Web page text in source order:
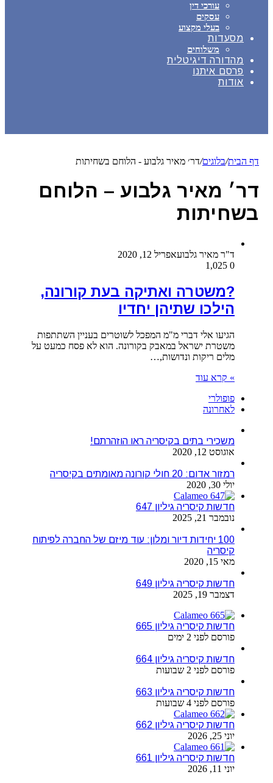
עורכי דין
עסקים
בעלי מקצוע
מסעדות
משלוחים
מהדורה דיגיטלית
פרסם איתנו
אודות
דף הבית/בלוגים/דר׳ מאיר גלבוע - הלוחם בשחיתות
דר׳ מאיר גלבוע – הלוחם
בשחיתות
ד"ר מאיר גלבועאפריל 12, 2020
0
?משטרה ואתיקה בעת קורונה,
הילכו שתיהן יחדיו
הגיעו אלי דברי מ"מ המפכל לשוטרים בעניין השתתפות
משטרת ישראל במאבק בקורונה. הוא לא פסח כמעט על
מלים ריקות ונדושות,…
» קרא עוד
פופולרי
לאחרונה
משכירי בתים בקיסריה ראו הוזהרתם!
אוגוסט 12, 2020
רמזור אדום: 20 חולי קורונה מאומתים בקיסריה
יולי 30, 2020
חדשות קיסריה גיליון 647
נובמבר 21, 2025
100 יחידות דיור ומלון: עוד מיזם של החברה לפיתוח
קיסריה
מאי 15, 2020
חדשות קיסריה גיליון 649
דצמבר 19, 2025
חדשות קיסריה גיליון 665
פורסם לפני 2 ימים
חדשות קיסריה גיליון 664
פורסם לפני 2 שבועות
חדשות קיסריה גיליון 663
פורסם לפני 4 שבועות
חדשות קיסריה גיליון 662
יוני 25, 2026
חדשות קיסריה גיליון 661
יוני 11, 2026